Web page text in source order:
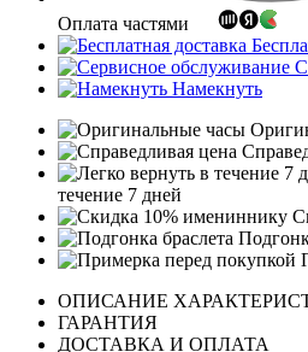
Оплата частями
Намекнуть
течение 7 дней
ОПИСАНИЕ
ГАРАНТИЯ
ДОСТАВКА И ОПЛАТА